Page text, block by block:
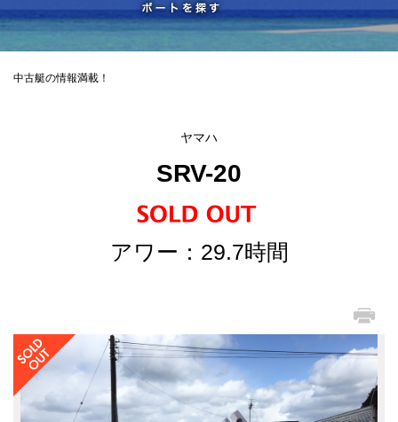
中古艇の情報満載！
ヤマハ
SRV-20
アワー：29.7時間